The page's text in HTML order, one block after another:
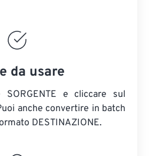
da usare
e cliccare sul
anche convertire in batch
DESTINAZIONE.